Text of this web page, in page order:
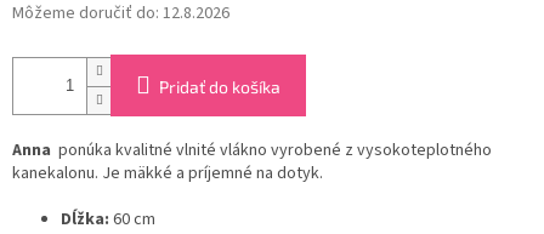
Môžeme doručiť do: 12.8.2026
Pridať do košíka
Anna ponúka kvalitné vlnité vlákno vyrobené z vysokoteplotného
kanekalonu. Je mäkké a príjemné na dotyk.
Dĺžka: 60 cm